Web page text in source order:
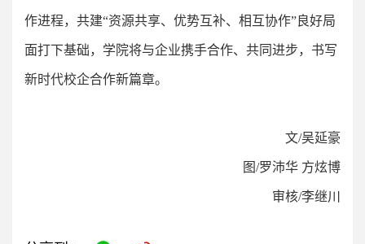
作进程，共建“资源共享、优势互补、相互协作”良好局
面打下基础，学院将与企业携手合作、共同进步，书写
新时代校企合作新篇章。
文/吴延豪
图/罗沛华 方炫博
审核/李继川